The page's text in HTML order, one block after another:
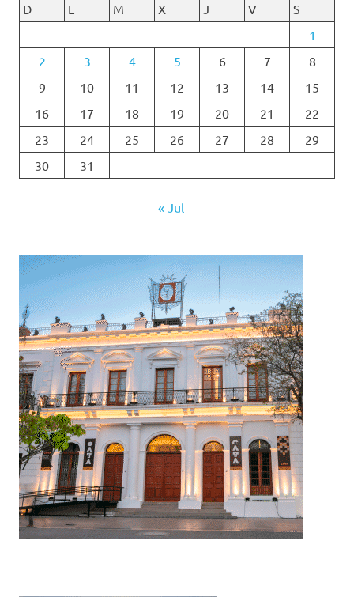
D
L M X J V
S
1
2
3 4 5 6 7
8
9
10 11 12 13 14
15
16
17 18 19 20 21
22
23
24 25 26 27 28
29
30
31
« Jul